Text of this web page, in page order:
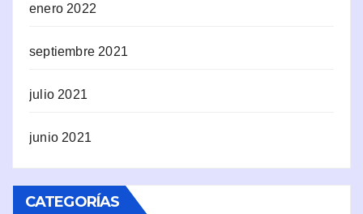
enero 2022
septiembre 2021
julio 2021
junio 2021
CATEGORÍAS